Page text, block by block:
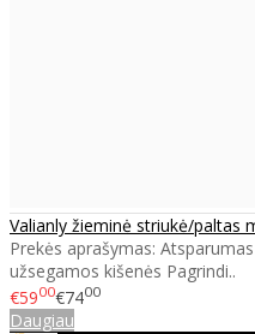
Valianly žieminė striukė/paltas
Prekės aprašymas:
užsegamos kišenės Pagrindi..
€5900€7400
Daugiau